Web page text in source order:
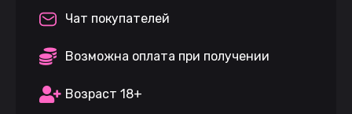
Чат покупателей
Возможна оплата при получении
Возраст 18+